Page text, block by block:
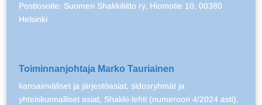
Postiosoite: Suomen Shakkiliitto ry, Hiomotie 10, 00380
Helsinki
Toiminnanjohtaja Marko Tauriainen
kansainväliset ja järjestöasiat, sidosryhmät ja
yhteiskunnalliset asiat, Shakki-lehti (numeroon 4/2024 asti),